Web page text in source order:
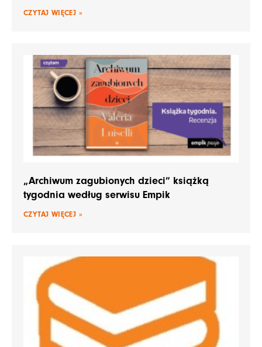
CZYTAJ WIĘCEJ »
„Archiwum zagubionych dzieci” książką
tygodnia według serwisu Empik
CZYTAJ WIĘCEJ »